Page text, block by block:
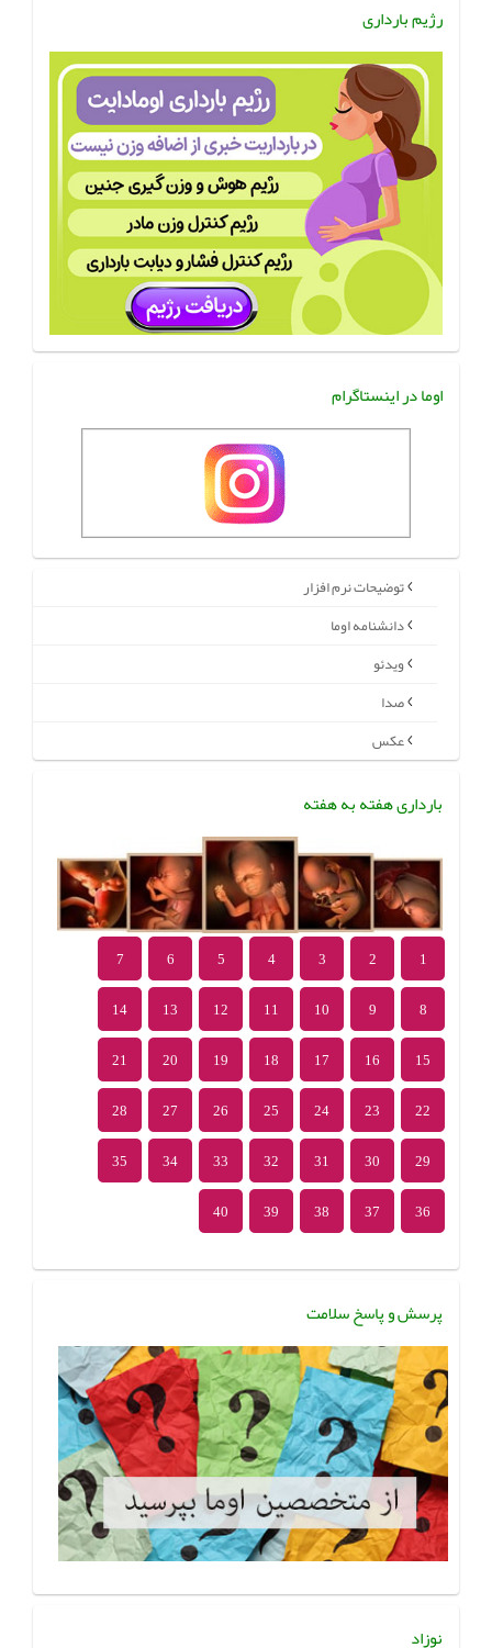
رژیم بارداری
اوما در اینستاگرام
توضیحات نرم افزار
دانشنامه اوما
ویدئو
صدا
عکس
بارداری هفته به هفته
1
2
3
4
5
6
7
8
9
10
11
12
13
14
15
16
17
18
19
20
21
22
23
24
25
26
27
28
29
30
31
32
33
34
35
36
37
38
39
40
پرسش و پاسخ سلامت
نوزاد